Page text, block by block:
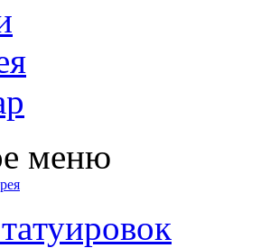
меню